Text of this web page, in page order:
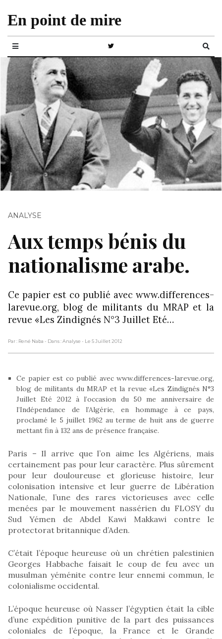
En point de mire
ANALYSE
Aux temps bénis du
nationalisme arabe.
Ce papier est co publié avec www.differences-
larevue.org, blog de militants du MRAP et la
revue «Les Zindignés N°3 Juillet Eté…
Par : René Naba - Dans : Analyse - Le 5 Juillet 2012
Ce papier est co publié avec www.differences-larevue.org,
blog de militants du MRAP et la revue «Les Zindignés N°3
Juillet Eté 2012 à l’occasion du 50 me anniversaire de
l’Indépendance de l’Algérie, en hommage à ce pays,
proclamé le 5 juillet 1962 au terme de huit ans de guerre
mettant fin à 132 ans de présence française.
Paris – Il arrive que l’on aime les Algériens, mais
certainement pas pour leur caractère. Plus sûrement
pour leur douloureuse et glorieuse histoire, leur
colonisation intensive et leur guerre de Libération
Nationale, l’une des rares victorieuses avec celle
menées par le mouvement nassérien du FLOSY du
Sud Yémen de Abdel Kawi Makkawi contre le
protectorat britannique d’Aden.
C’était l’époque heureuse où un chrétien palestinien
Georges Habbache faisait le coup de feu avec un
musulman yéménite contre leur ennemi commun, le
colonialisme occidental.
L’époque heureuse où Nasser l’égyptien était la cible
d’une expédition punitive de la part des puissances
coloniales de l’époque, la France et le Grande